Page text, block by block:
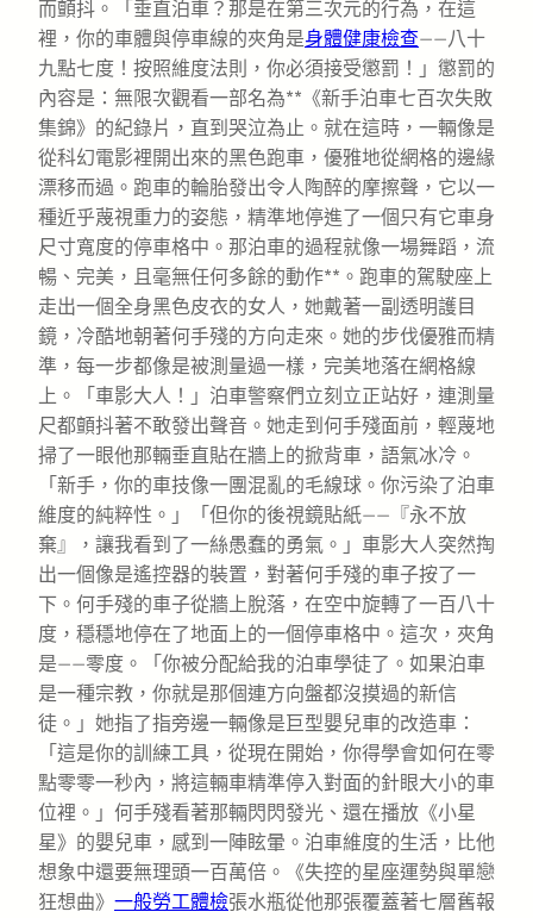
而顫抖。「垂直泊車？那是在第三次元的行為，在這
裡，你的車體與停車線的夾角是身體健康檢查——八十
九點七度！按照維度法則，你必須接受懲罰！」懲罰的
內容是：無限次觀看一部名為**《新手泊車七百次失敗
集錦》的紀錄片，直到哭泣為止。就在這時，一輛像是
從科幻電影裡開出來的黑色跑車，優雅地從網格的邊緣
漂移而過。跑車的輪胎發出令人陶醉的摩擦聲，它以一
種近乎蔑視重力的姿態，精準地停進了一個只有它車身
尺寸寬度的停車格中。那泊車的過程就像一場舞蹈，流
暢、完美，且毫無任何多餘的動作**。跑車的駕駛座上
走出一個全身黑色皮衣的女人，她戴著一副透明護目
鏡，冷酷地朝著何手殘的方向走來。她的步伐優雅而精
準，每一步都像是被測量過一樣，完美地落在網格線
上。「車影大人！」泊車警察們立刻立正站好，連測量
尺都顫抖著不敢發出聲音。她走到何手殘面前，輕蔑地
掃了一眼他那輛垂直貼在牆上的掀背車，語氣冰冷。
「新手，你的車技像一團混亂的毛線球。你污染了泊車
維度的純粹性。」「但你的後視鏡貼紙——『永不放
棄』，讓我看到了一絲愚蠢的勇氣。」車影大人突然掏
出一個像是遙控器的裝置，對著何手殘的車子按了一
下。何手殘的車子從牆上脫落，在空中旋轉了一百八十
度，穩穩地停在了地面上的一個停車格中。這次，夾角
是——零度。「你被分配給我的泊車學徒了。如果泊車
是一種宗教，你就是那個連方向盤都沒摸過的新信
徒。」她指了指旁邊一輛像是巨型嬰兒車的改造車：
「這是你的訓練工具，從現在開始，你得學會如何在零
點零零一秒內，將這輛車精準停入對面的針眼大小的車
位裡。」何手殘看著那輛閃閃發光、還在播放《小星
星》的嬰兒車，感到一陣眩暈。泊車維度的生活，比他
想象中還要無理頭一百萬倍。《失控的星座運勢與單戀
狂想曲》 一般勞工體檢張水瓶從他那張覆蓋著七層舊報